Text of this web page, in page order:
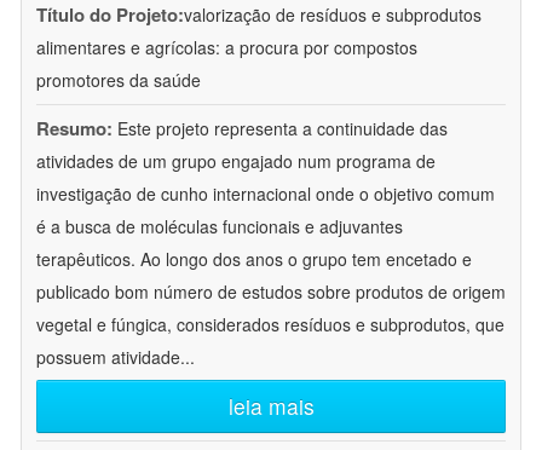
Título do Projeto:valorização de resíduos e subprodutos
alimentares e agrícolas: a procura por compostos
promotores da saúde
Resumo: Este projeto representa a continuidade das
atividades de um grupo engajado num programa de
investigação de cunho internacional onde o objetivo comum
é a busca de moléculas funcionais e adjuvantes
terapêuticos. Ao longo dos anos o grupo tem encetado e
publicado bom número de estudos sobre produtos de origem
vegetal e fúngica, considerados resíduos e subprodutos, que
possuem atividade...
leia mais